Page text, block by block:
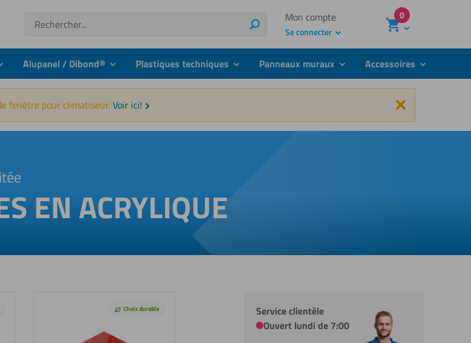
Recherche
Rechercher
Mon compte
Se connecter
0
submenuAlupanel / Dibond® submenuPlastiques techniques submenuPanneaux muraux submenuAccessoires submenu
fenêtre pour climatiseur.Voir ici! Fermer
EN ACRYLIQUE
Choix durable
Service clientèle
Ouvert lundi de 7:00